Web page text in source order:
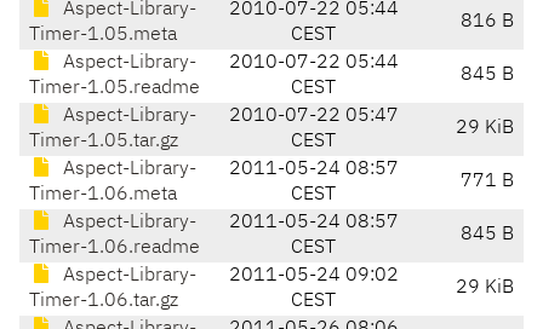
Aspect-Library-
Timer-1.05.meta
2010-07-22 05:44
CEST
816 B
Aspect-Library-
Timer-1.05.readme
2010-07-22 05:44
CEST
845 B
Aspect-Library-
Timer-1.05.tar.gz
2010-07-22 05:47
CEST
29 KiB
Aspect-Library-
Timer-1.06.meta
2011-05-24 08:57
CEST
771 B
Aspect-Library-
Timer-1.06.readme
2011-05-24 08:57
CEST
845 B
Aspect-Library-
Timer-1.06.tar.gz
2011-05-24 09:02
CEST
29 KiB